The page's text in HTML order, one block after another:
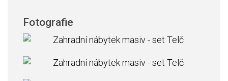
Fotografie